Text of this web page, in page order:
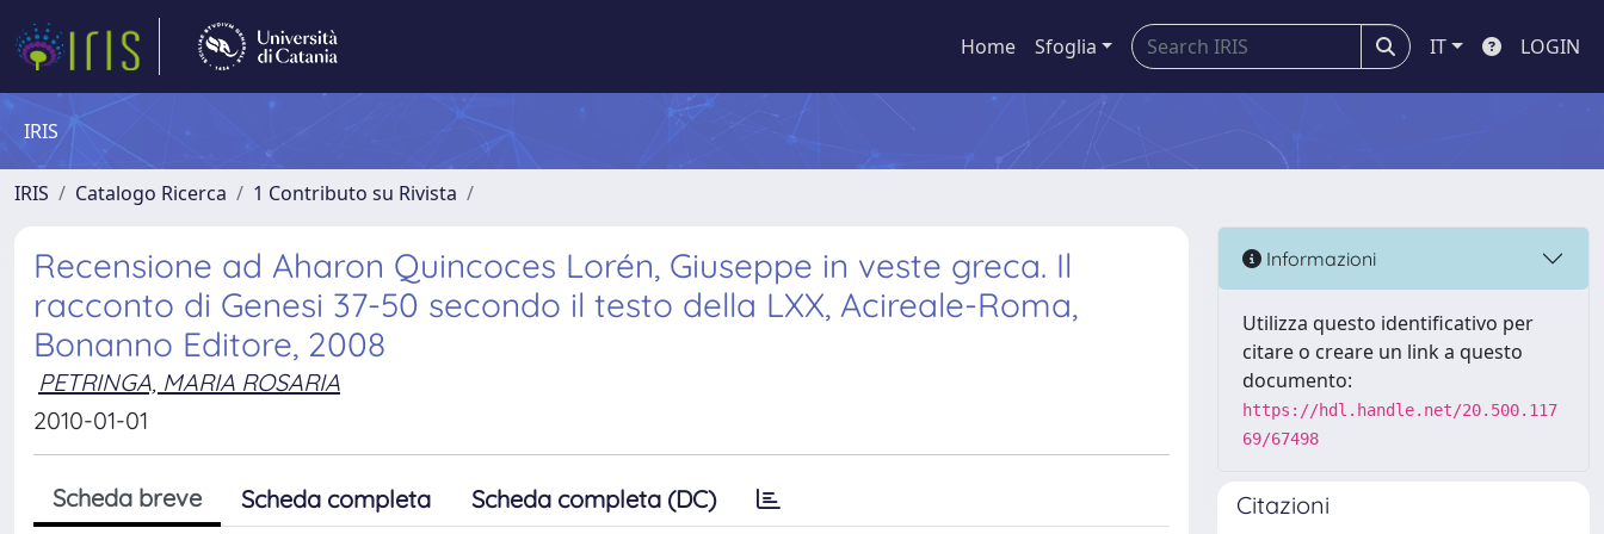
Home Sfoglia IT LOGIN
IRIS
IRIS Catalogo Ricerca 1 Contributo su Rivista
Recensione ad Aharon Quincoces Lorén, Giuseppe in veste greca. Il
racconto di Genesi 37-50 secondo il testo della LXX, Acireale-Roma,
Bonanno Editore, 2008
PETRINGA, MARIA ROSARIA
2010-01-01
Scheda breve Scheda completa Scheda completa (DC)
Informazioni
Utilizza questo identificativo per
citare o creare un link a questo
documento:
https://hdl.handle.net/20.500.117
69/67498
Citazioni